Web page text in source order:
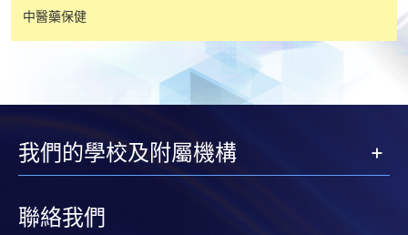
繳付學費。
報讀新課程
凡以「先到先得」為取錄方式的課程，請填妥
SF26報名表，親往
中醫藥保健
我們的學校及附屬機構
聯絡我們